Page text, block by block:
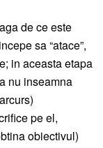
de ce este
sa “atace”,
in aceasta etapa
nu inseamna
pe el,
obiectivul)